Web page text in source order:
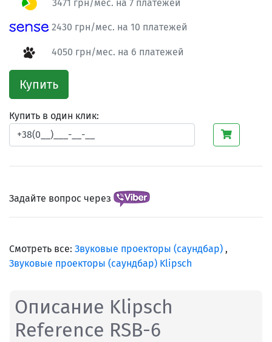
3471 грн/мес. на 7 платежей
2430 грн/мес. на 10 платежей
4050 грн/мес. на 6 платежей
Купить
Купить в один клик:
Задайте вопрос через
Смотреть все: Звуковые проекторы (саундбар) ,
Звуковые проекторы (саундбар) Klipsch
Описание Klipsch
Reference RSB-6